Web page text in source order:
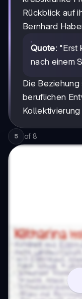
Rückblick auf
Bernhard
Quote: "Erst
nach einem
Die
beruflichen
5 of 8